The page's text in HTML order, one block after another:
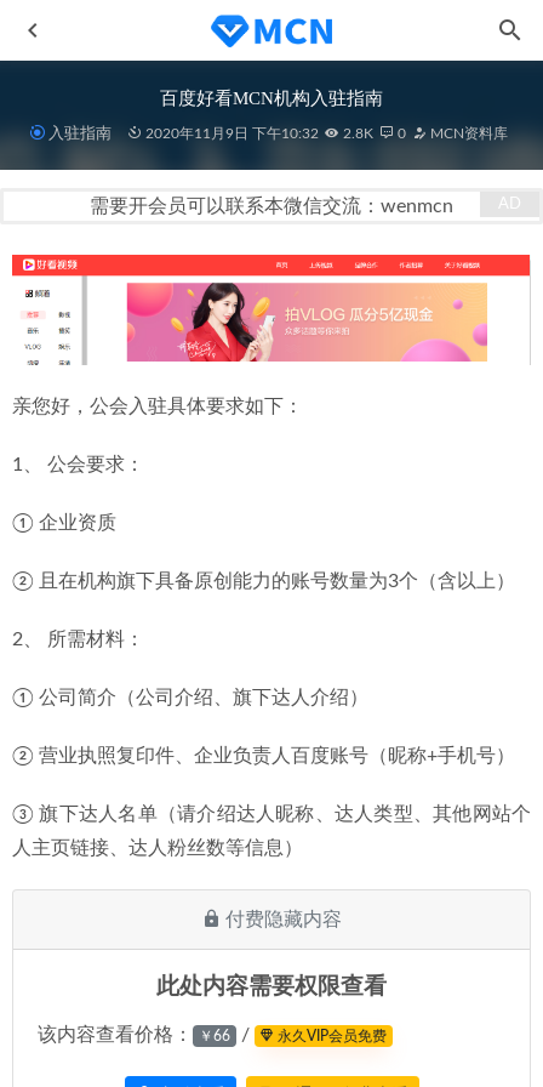
百度好看MCN机构入驻指南
入驻指南 2020年11月9日 下午10:32 2.8K 0 MCN资料库
需要开会员可以联系本微信交流：wenmcn
亲您好，公会入驻具体要求如下：
1、 公会要求：
① 企业资质
② 且在机构旗下具备原创能力的账号数量为3个（含以上）
2、 所需材料：
① 公司简介（公司介绍、旗下达人介绍）
② 营业执照复印件、企业负责人百度账号（昵称+手机号）
③ 旗下达人名单（请介绍达人昵称、达人类型、其他网站个
人主页链接、达人粉丝数等信息）
付费隐藏内容
此处内容需要权限查看
该内容查看价格： ￥66 / 永久VIP会员免费
西瓜视频MCN机构入驻指南
一点号MCN机构入驻指南 2020-11-09
本地生活直播实操玩法50讲 2023-01-13
抖音推流码获取工具 2022-11-23